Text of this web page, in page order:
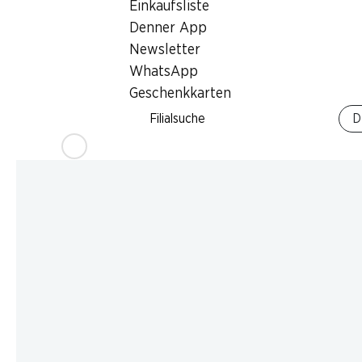
Einkaufsliste
Denner App
Newsletter
WhatsApp
Geschenkkarten
Filialsuche